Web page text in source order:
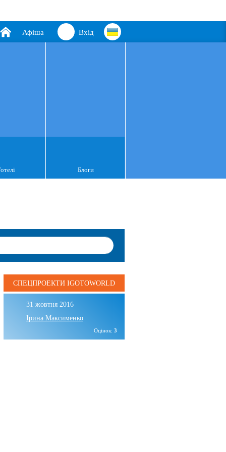
Вхід
Афіша
Блоги
СПЕЦПРОЕКТИ IGOTOWORLD
31 жовтня 2016
Ірина Максименко
Оцінок: 3